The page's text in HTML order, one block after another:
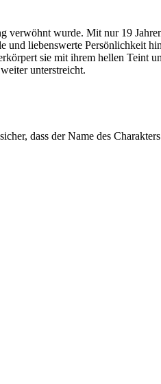
wurde. Mit nur 19
liebenswerte Persönlichkeit
sie mit ihrem hellen Teint
unterstreicht.
dass der Name des